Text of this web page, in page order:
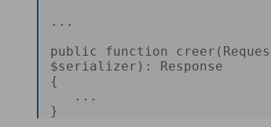
...
public
function creer (
$serializer ): Response
{
...
}